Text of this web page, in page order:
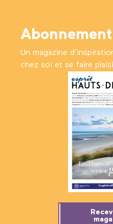
Un magazine
chez soi et se faire